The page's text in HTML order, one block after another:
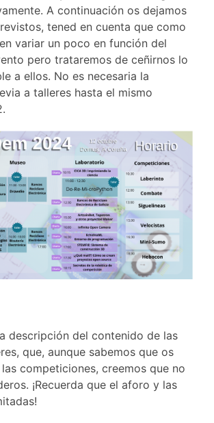
A continuación os dejamos
tened en cuenta que como
variar un poco en función del
pero trataremos de ceñirnos lo
a ellos. No es necesaria la
a talleres hasta el mismo
descripción del contenido de las
que, aunque sabemos que os
competiciones, creemos que no
¡Recuerda que el aforo y las